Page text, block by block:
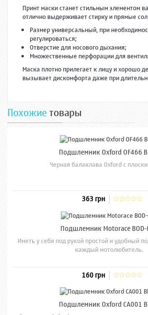
Принт маски станет стильным элементом
отлично выдерживает стирку и прямые
Размер универсальный, при
регулироваться;
Отверстие для носового дыхания;
Множественные перфорации для
Маска плотно прилегает к лицу и хорошо
вызывает дискомфорта даже при
Похожиетовары
Подшлемник Oxford OF466
Черная балаклава Oxford с
363 грн
Подшлемник Motorace
Иметь у себя под рукой простой и удобный
каждый мотолюбитель.
160 грн
Подшлемник Oxford CA001